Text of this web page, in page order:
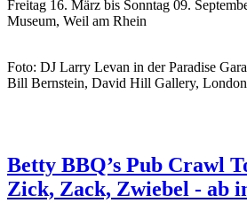
Freitag 16. März bis Sonntag 09.
Museum, Weil am Rhein
Foto: DJ Larry Levan in der Paradise
Bill Bernstein, David Hill Gallery,
Betty BBQ’s Pub Crawl
Zick, Zack, Zwiebel - ab